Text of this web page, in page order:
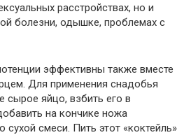
расстройствах, но и
болезни, одышке, проблемах с
эффективны также вместе
Для применения снадобья
сырое яйцо, взбить его в
на кончике ножа
смеси. Пить этот «коктейль»